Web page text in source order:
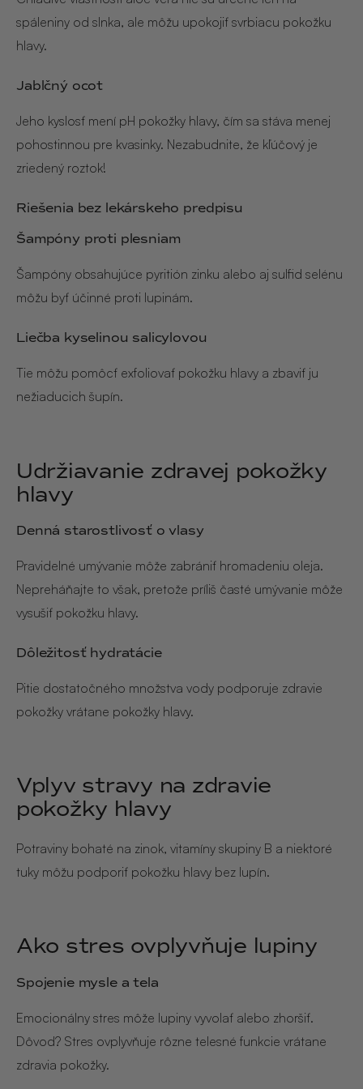
spáleniny od slnka, ale môžu upokojiť svrbiacu pokožku
hlavy.
Jablčný ocot
Jeho kyslosť mení pH pokožky hlavy, čím sa stáva menej
pohostinnou pre kvasinky. Nezabudnite, že kľúčový je
zriedený roztok!
Riešenia bez lekárskeho predpisu
Šampóny proti plesniam
Šampóny obsahujúce pyritión zinku alebo aj sulfid selénu
môžu byť účinné proti lupinám.
Liečba kyselinou salicylovou
Tie môžu pomôcť exfoliovať pokožku hlavy a zbaviť ju
nežiaducich šupín.
Udržiavanie zdravej pokožky
hlavy
Denná starostlivosť o vlasy
Pravidelné umývanie môže zabrániť hromadeniu oleja.
Nepreháňajte to však, pretože príliš časté umývanie môže
vysušiť pokožku hlavy.
Dôležitosť hydratácie
Pitie dostatočného množstva vody podporuje zdravie
pokožky vrátane pokožky hlavy.
Vplyv stravy na zdravie
pokožky hlavy
Potraviny bohaté na zinok, vitamíny skupiny B a niektoré
tuky môžu podporiť pokožku hlavy bez lupín.
Ako stres ovplyvňuje lupiny
Spojenie mysle a tela
Emocionálny stres môže lupiny vyvolať alebo zhoršiť.
Dôvod? Stres ovplyvňuje rôzne telesné funkcie vrátane
zdravia pokožky.